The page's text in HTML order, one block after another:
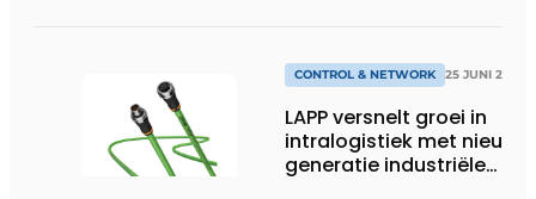
CONTROL & NETWORK 25 JUNI 2026
LAPP versnelt groei in
intralogistiek met nieuwe
generatie industriële